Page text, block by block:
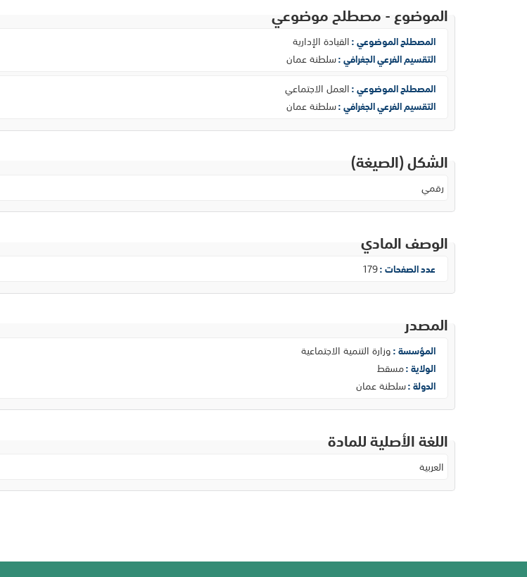
الموضوع - مصطلح موضوعي
المصطلح الموضوعي :القيادة الإدارية
التقسيم الفرعي الجغرافي :سلطنة عمان
المصطلح الموضوعي :العمل الاجتماعي
التقسيم الفرعي الجغرافي :سلطنة عمان
الشكل (الصيغة)
رقمي
الوصف المادي
عدد الصفحات :179
المصدر
المؤسسة :وزارة التنمية الاجتماعية
الولاية :مسقط
الدولة :سلطنة عمان
اللغة الأصلية للمادة
العربية